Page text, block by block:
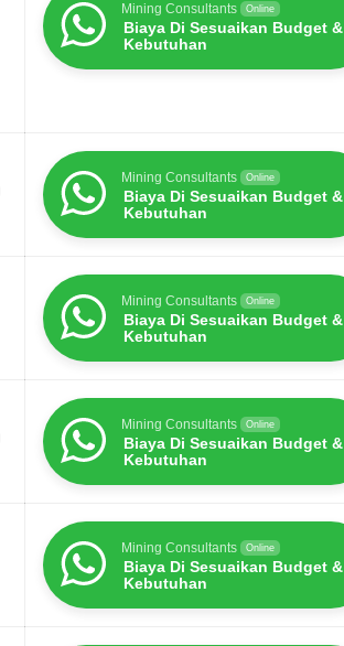
Mining Consultants Online
Biaya Di Sesuaikan Budget &
Kebutuhan
Mining Consultants Online
Biaya Di Sesuaikan Budget &
Kebutuhan
Mining Consultants Online
Biaya Di Sesuaikan Budget &
Kebutuhan
Mining Consultants Online
Biaya Di Sesuaikan Budget &
Kebutuhan
Mining Consultants Online
Biaya Di Sesuaikan Budget &
Kebutuhan